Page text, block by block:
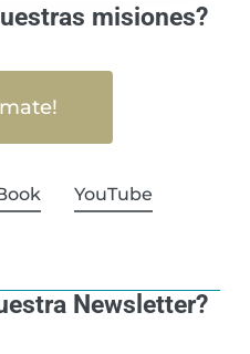
misiones?
YouTube
Newsletter?